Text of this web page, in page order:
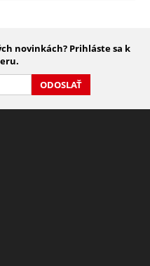
novinkách? Prihláste sa k
ODOSLAŤ